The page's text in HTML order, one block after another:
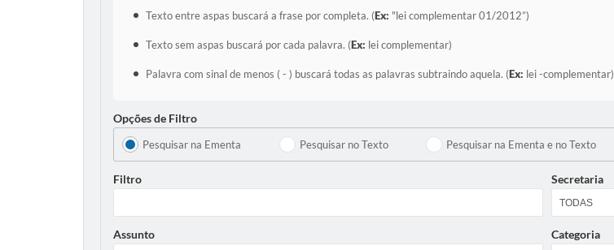
Texto entre aspas buscará a frase por completa. (Ex: "lei complementar 01/2012”)
Texto sem aspas buscará por cada palavra. (Ex: lei complementar)
Palavra com sinal de menos ( - ) buscará todas as palavras subtraindo aquela. (Ex: lei -complementar)
Opções de Filtro
Pesquisar na Ementa Pesquisar no Texto Pesquisar na Ementa e no Texto
Filtro Secretaria
Assunto Categoria